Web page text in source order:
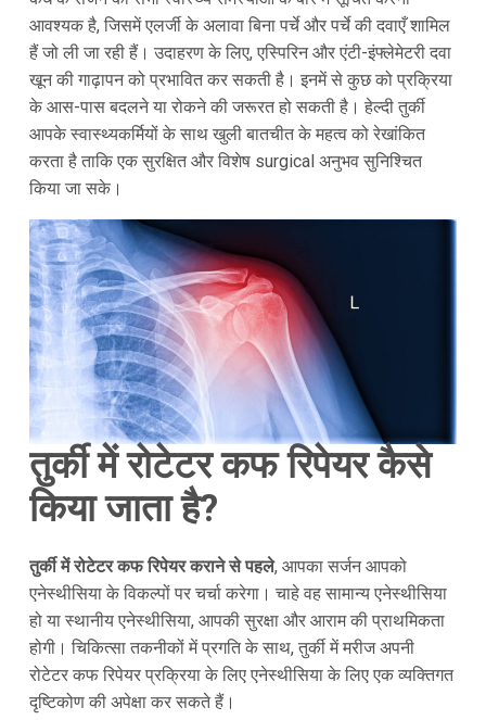
आवश्यक है, जिसमें एलर्जी के अलावा बिना पर्चे और पर्चे की दवाएँ शामिल
हैं जो ली जा रही हैं। उदाहरण के लिए, एस्पिरिन और एंटी-इंफ्लेमेटरी दवा
खून की गाढ़ापन को प्रभावित कर सकती है। इनमें से कुछ को प्रक्रिया
के आस-पास बदलने या रोकने की जरूरत हो सकती है। हेल्दी तुर्की
आपके स्वास्थ्यकर्मियों के साथ खुली बातचीत के महत्व को रेखांकित
करता है ताकि एक सुरक्षित और विशेष surgical अनुभव सुनिश्चित
किया जा सके।
तुर्की में रोटेटर कफ रिपेयर कैसे
किया जाता है?
तुर्की में रोटेटर कफ रिपेयर कराने से पहले, आपका सर्जन आपको
एनेस्थीसिया के विकल्पों पर चर्चा करेगा। चाहे वह सामान्य एनेस्थीसिया
हो या स्थानीय एनेस्थीसिया, आपकी सुरक्षा और आराम की प्राथमिकता
होगी। चिकित्सा तकनीकों में प्रगति के साथ, तुर्की में मरीज अपनी
रोटेटर कफ रिपेयर प्रक्रिया के लिए एनेस्थीसिया के लिए एक व्यक्तिगत
दृष्टिकोण की अपेक्षा कर सकते हैं।